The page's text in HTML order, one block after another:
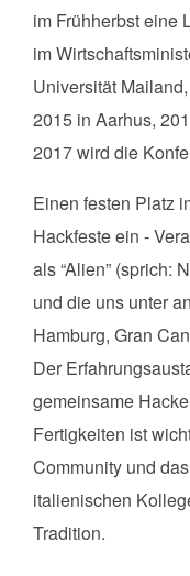
im Frühherbst eine
im
Universität
2015 in Aarhus,
2017 wird die
Einen festen Platz
Hackfeste ein -
als “Alien” (sprich:
und die uns unter
Hamburg, Gran
Der
gemeinsame
Fertigkeiten ist
Community und
italienischen
Tradition.